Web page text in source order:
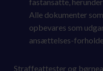
Alle dokumenter
opbevares som
ansættelses-
Straffeattester og